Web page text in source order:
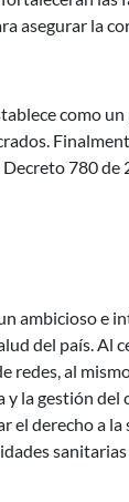
asegurar la
como
Decreto 780
ambicioso e
del país. Al
al
y la gestión
el derecho a
sanitarias